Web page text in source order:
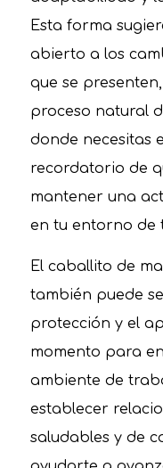
Esta forma
abierto a los
que se
proceso natural
donde necesitas
recordatorio de
mantener una
en tu entorno de
El caballito de
también puede
protección y el
momento para
ambiente de
establecer
saludables y de